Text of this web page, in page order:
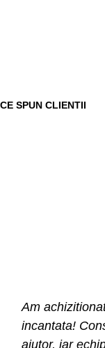
CE SPUN CLIENTII
Am
incantata!
ajutor, iar